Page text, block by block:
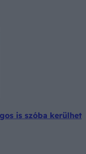
is szóba kerülhet